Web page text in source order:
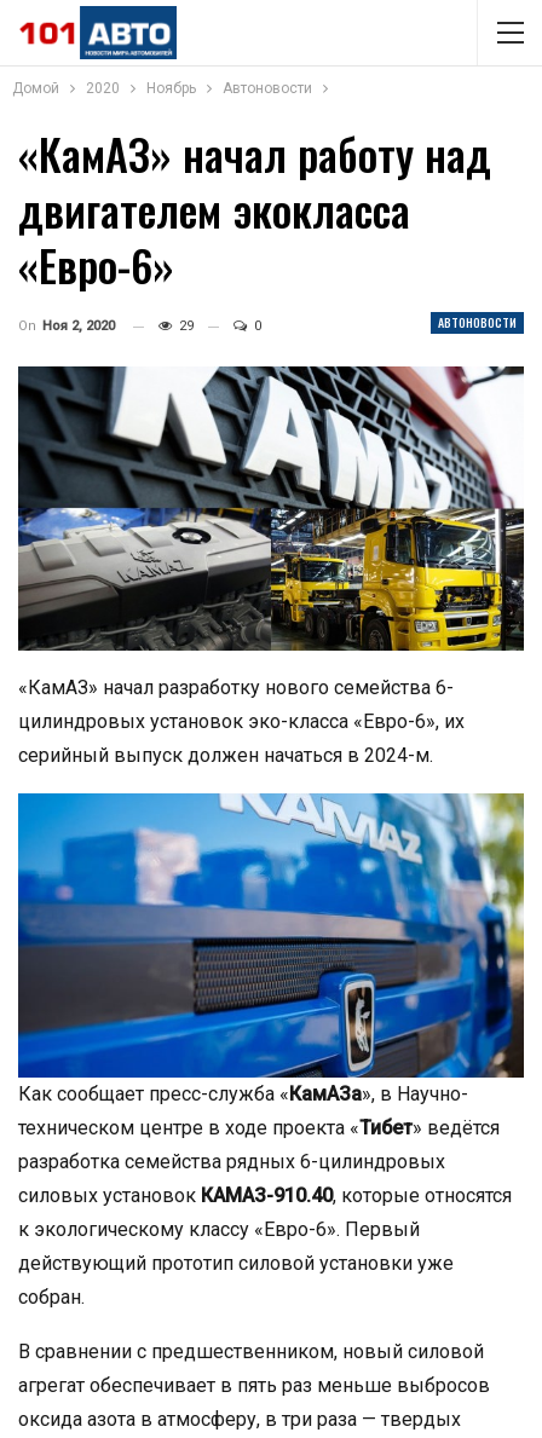
Домой 2020 Ноябрь Автоновости
«КамАЗ» начал работу над
двигателем экокласса
«Евро-6»
АВТОНОВОСТИ
On Ноя 2, 2020 29 0
«КамАЗ» начал разработку нового семейства 6-
цилиндровых установок эко-класса «Евро-6», их
серийный выпуск должен начаться в 2024-м.
Как сообщает пресс-служба «КамАЗа», в Научно-
техническом центре в ходе проекта «Тибет» ведётся
разработка семейства рядных 6-цилиндровых
силовых установок КАМАЗ-910.40, которые относятся
к экологическому классу «Евро-6». Первый
действующий прототип силовой установки уже
собран.
В сравнении с предшественником, новый силовой
агрегат обеспечивает в пять раз меньше выбросов
оксида азота в атмосферу, в три раза — твердых